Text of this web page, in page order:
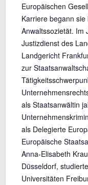
Europäischen
Karriere begann
Anwaltssozietät. Im
Justizdienst des
Landgericht
zur
als Staatsanwältin
als Delegierte
Europäische
Anna-Elisabeth
Düsseldorf,
Universitäten